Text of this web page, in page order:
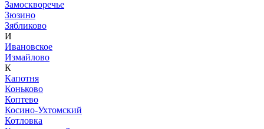
Замоскворечье
Зюзино
Зябликово
И
Ивановское
Измайлово
К
Капотня
Коньково
Коптево
Косино-Ухтомский
Котловка